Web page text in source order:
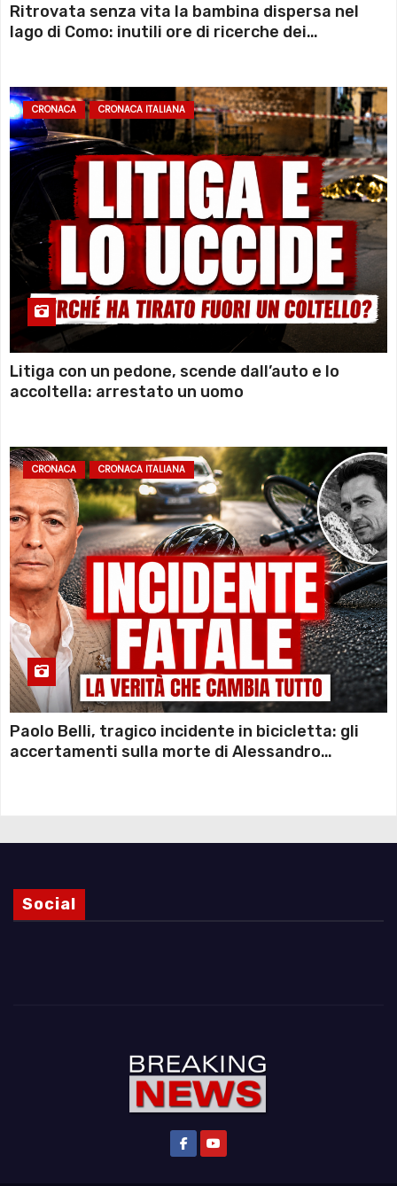
Ritrovata senza vita la bambina dispersa nel
lago di Como: inutili ore di ricerche dei
CRONACA CRONACA ITALIANA
Litiga con un pedone, scende dall’auto e lo
accoltella: arrestato un uomo
CRONACA CRONACA ITALIANA
Paolo Belli, tragico incidente in bicicletta: gli
accertamenti sulla morte di Alessandro
Social